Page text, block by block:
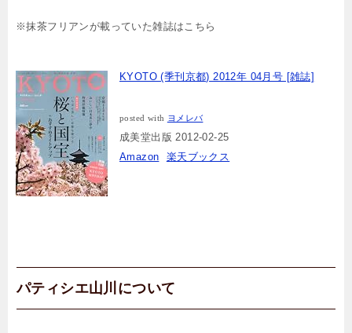
※抹茶フリアンが載っていた雑誌はこちら
KYOTO (季刊京都) 2012年 04月号 [雑誌]
posted with ヨメレバ
成美堂出版 2012-02-25
Amazon
楽天ブックス
パティシエ山川について